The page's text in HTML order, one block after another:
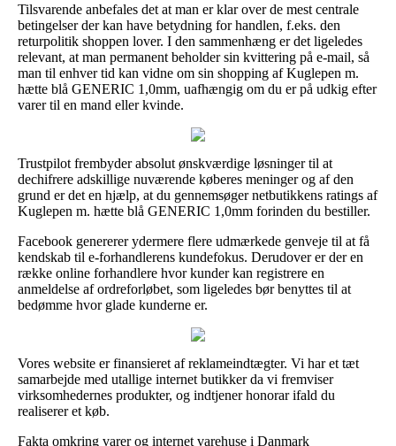
Tilsvarende anbefales det at man er klar over de mest centrale
betingelser der kan have betydning for handlen, f.eks. den
returpolitik shoppen lover. I den sammenhæng er det ligeledes
relevant, at man permanent beholder sin kvittering på e-mail, så
man til enhver tid kan vidne om sin shopping af Kuglepen m.
hætte blå GENERIC 1,0mm, uafhængig om du er på udkig efter
varer til en mand eller kvinde.
Trustpilot frembyder absolut ønskværdige løsninger til at
dechifrere adskillige nuværende køberes meninger og af den
grund er det en hjælp, at du gennemsøger netbutikkens ratings af
Kuglepen m. hætte blå GENERIC 1,0mm forinden du bestiller.
Facebook genererer ydermere flere udmærkede genveje til at få
kendskab til e-forhandlerens kundefokus. Derudover er der en
række online forhandlere hvor kunder kan registrere en
anmeldelse af ordreforløbet, som ligeledes bør benyttes til at
bedømme hvor glade kunderne er.
Vores website er finansieret af reklameindtægter. Vi har et tæt
samarbejde med utallige internet butikker da vi fremviser
virksomhedernes produkter, og indtjener honorar ifald du
realiserer et køb.
Fakta omkring varer og internet varehuse i Danmark